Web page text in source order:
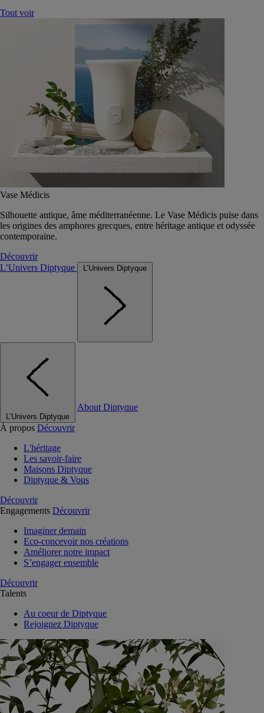
Tout voir
Vase Médicis
Silhouette antique, âme méditerranéenne. Le Vase Médicis puise dans
les origines des amphores grecques, entre héritage antique et odyssée
contemporaine.
Découvrir
L’Univers Diptyque
L’Univers Diptyque
L’Univers Diptyque
About Diptyque
À propos Découvrir
L'héritage
Les savoir-faire
Maisons Diptyque
Diptyque & Vous
Découvrir
Engagements Découvrir
Imaginer demain
Eco-concevoir nos créations
Améliorer notre impact
S’engager ensemble
Découvrir
Talents
Au coeur de Diptyque
Rejoignez Diptyque